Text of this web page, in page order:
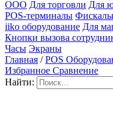
ООО Для торговли Для
POS-терминалы
iiko оборудование Для
Кнопки вызова
Часы Экраны
Главная /POS
Избранное Сравнение
Найти: